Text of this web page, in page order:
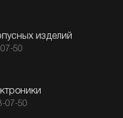
изделий
50
07-50